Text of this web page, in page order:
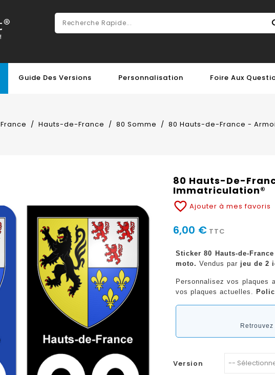
Guide Des Versions Personnalisation Foire Aux
France Hauts-de-France 80 Somme 80 Hauts-de-France -
80 Hauts-De-
Immatriculation®
favorite_border Ajouter à mes favoris
6,00 € TTC
Sticker 80 Hauts-de-
moto. Vendus par jeu de 2
Personnalisez vos plaques
vos plaques actuelles.
Version